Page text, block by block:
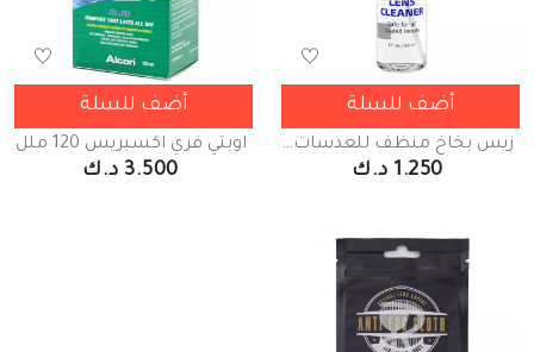
أضف للسلة
زيس بخاخ منظف للعدسات 100
1.250 د.ك
أضف للسلة
اوبتي فري اكسبريس 120 ملل
3.500 د.ك